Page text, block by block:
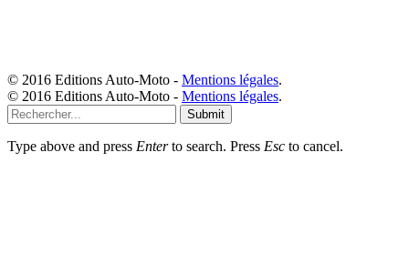
© 2016 Editions Auto-Moto - Mentions légales.
© 2016 Editions Auto-Moto - Mentions légales.
Submit
Type above and press Enterto search. Press Esc to cancel.